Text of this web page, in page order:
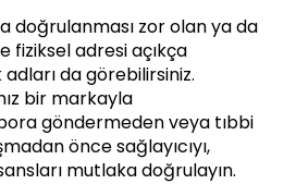
doğrulanması zor olan ya da
fiziksel adresi açıkça
da görebilirsiniz.
bir markayla
göndermeden veya tıbbi
önce sağlayıcıyı,
mutlaka doğrulayın.